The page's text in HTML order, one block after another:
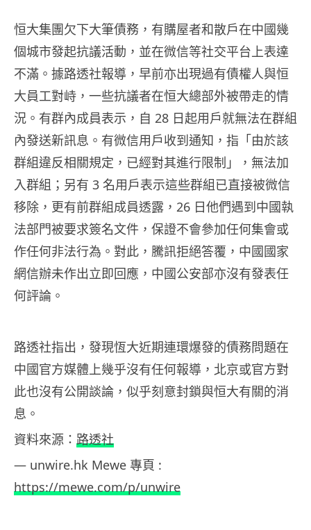
恒大集團欠下大筆債務，有購屋者和散戶在中國幾
個城市發起抗議活動，並在微信等社交平台上表達
不滿。據路透社報導，早前亦出現過有債權人與恒
大員工對峙，一些抗議者在恒大總部外被帶走的情
況。有群內成員表示，自 28 日起用戶就無法在群組
內發送新訊息。有微信用戶收到通知，指「由於該
群組違反相關規定，已經對其進行限制」，無法加
入群組；另有 3 名用戶表示這些群組已直接被微信
移除，更有前群組成員透露，26 日他們遇到中國執
法部門被要求簽名文件，保證不會參加任何集會或
作任何非法行為。對此，騰訊拒絕答覆，中國國家
網信辦未作出立即回應，中國公安部亦沒有發表任
何評論。
路透社指出，發現恆大近期連環爆發的債務問題在
中國官方媒體上幾乎沒有任何報導，北京或官方對
此也沒有公開談論，似乎刻意封鎖與恒大有關的消
息。
資料來源： 路透社
— unwire.hk Mewe 專頁 :
https://mewe.com/p/unwire